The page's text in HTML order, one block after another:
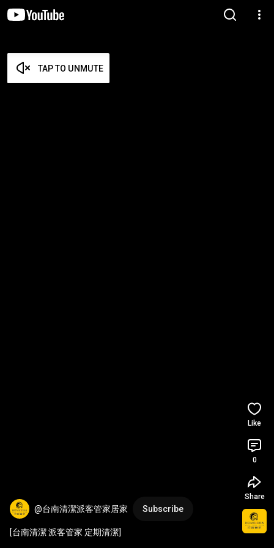
TAP TO UNMUTE
@台南清潔派客管家居家 Subscribe
[台南清潔 派客管家 定期清潔]
Like
0
Share